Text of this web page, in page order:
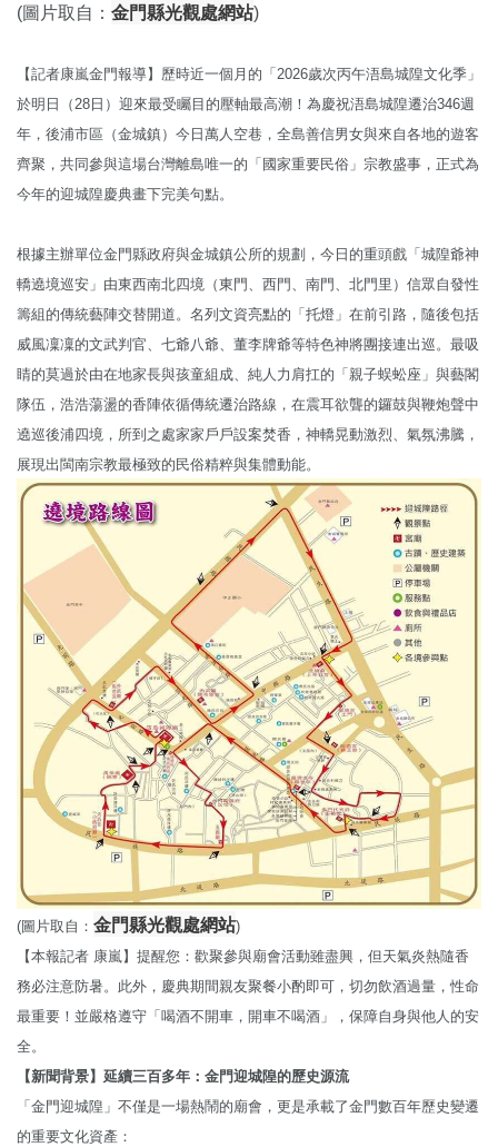
(圖片取自： 金門縣光觀處網站)
【記者康嵐金門報導】歷時近一個月的「2026歲次丙午浯島城隍文化季」
於明日（28日）迎來最受矚目的壓軸最高潮！為慶祝浯島城隍遷治346週
年，後浦市區（金城鎮）今日萬人空巷，全島善信男女與來自各地的遊客
齊聚，共同參與這場台灣離島唯一的「國家重要民俗」宗教盛事，正式為
今年的迎城隍慶典畫下完美句點。
根據主辦單位金門縣政府與金城鎮公所的規劃，今日的重頭戲「城隍爺神
轎遶境巡安」由東西南北四境（東門、西門、南門、北門里）信眾自發性
籌組的傳統藝陣交替開道。名列文資亮點的「托燈」在前引路，隨後包括
威風凜凜的文武判官、七爺八爺、董李牌爺等特色神將團接連出巡。最吸
睛的莫過於由在地家長與孩童組成、純人力肩扛的「親子蜈蚣座」與藝閣
隊伍，浩浩蕩盪的香陣依循傳統遷治路線，在震耳欲聾的鑼鼓與鞭炮聲中
遶巡後浦四境，所到之處家家戶戶設案焚香，神轎晃動激烈、氣氛沸騰，
展現出閩南宗教最極致的民俗精粹與集體動能。
(圖片取自： 金門縣光觀處網站)
【本報記者 康嵐】提醒您：歡聚參與廟會活動雖盡興，但天氣炎熱隨香
務必注意防暑。此外，慶典期間親友聚餐小酌即可，切勿飲酒過量，性命
最重要！並嚴格遵守「喝酒不開車，開車不喝酒」，保障自身與他人的安
全。
【新聞背景】延續三百多年：金門迎城隍的歷史源流
「金門迎城隍」不僅是一場熱鬧的廟會，更是承載了金門數百年歷史變遷
的重要文化資產：